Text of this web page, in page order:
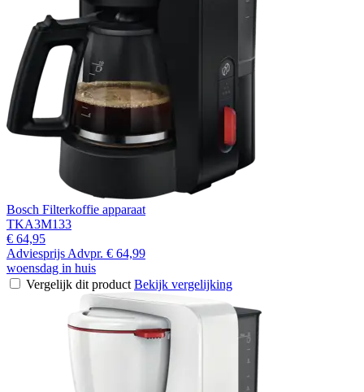
Bosch Filterkoffie apparaat
TKA3M133
€ 64,95
Adviesprijs Advpr. € 64,99
woensdag in huis
Vergelijk dit product Bekijk vergelijking